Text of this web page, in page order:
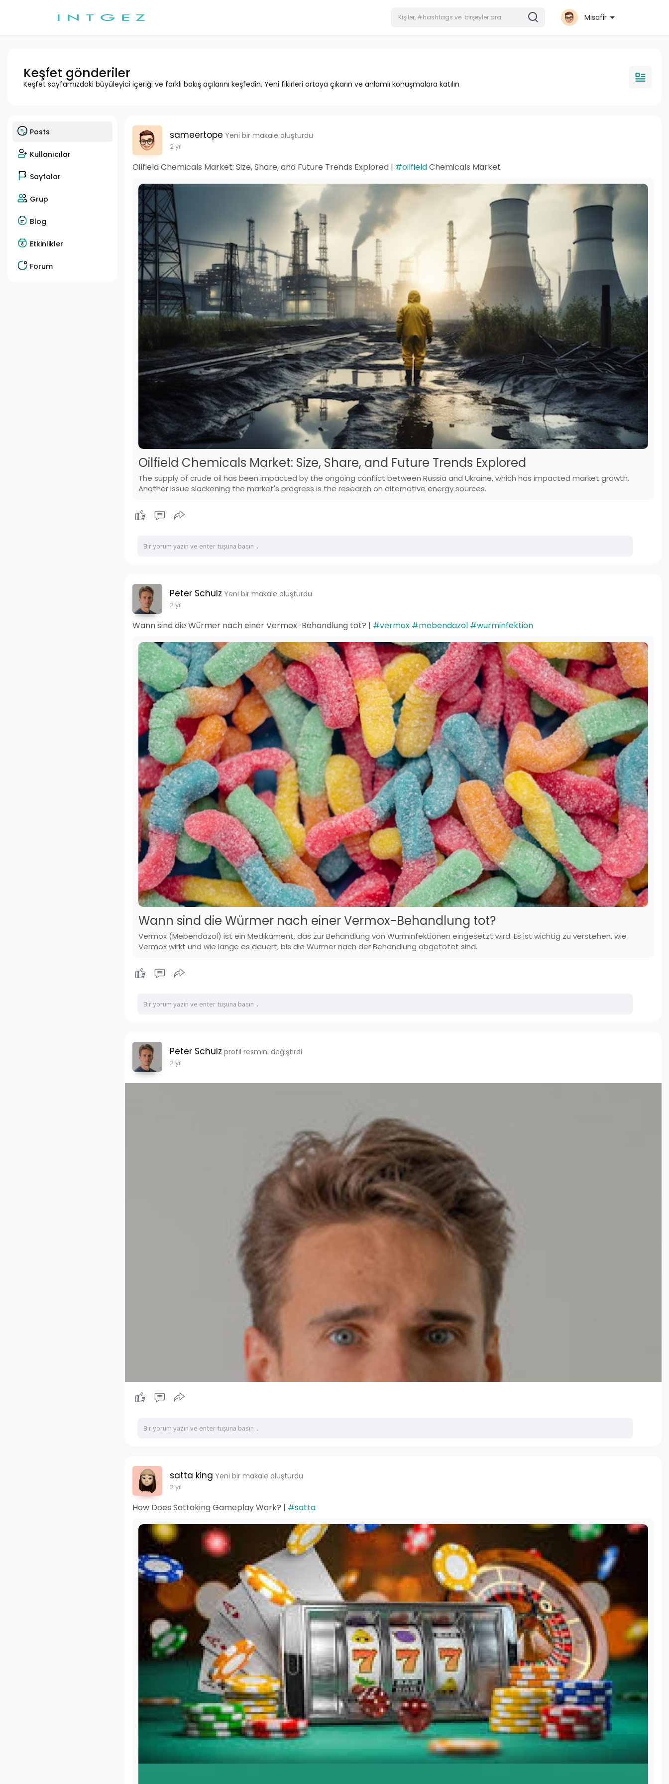
Misafir
Keşfet gönderiler
Keşfet sayfamızdaki büyüleyici içeriği ve farklı bakış açılarını keşfedin. Yeni fikirleri ortaya çıkarın ve anlamlı konuşmalara katılın
Posts
Kullanıcılar
Sayfalar
Grup
Blog
Etkinlikler
Forum
sameertope Yeni bir makale oluşturdu
2 yıl
Oilfield Chemicals Market: Size, Share, and Future Trends Explored | #oilfieldChemicals Market
Oilfield Chemicals Market: Size, Share, and Future Trends Explored
The supply of crude oil has been impacted by the ongoing conflict between Russia and Ukraine, which has impacted market growth.
Another issue slackening the market's progress is the research on alternative energy sources.
Peter Schulz Yeni bir makale oluşturdu
2 yıl
Wann sind die Würmer nach einer Vermox-Behandlung tot? | #vermox #mebendazol #wurminfektion
Wann sind die Würmer nach einer Vermox-Behandlung tot?
Vermox (Mebendazol) ist ein Medikament, das zur Behandlung von Wurminfektionen eingesetzt wird. Es ist wichtig zu verstehen, wie
Vermox wirkt und wie lange es dauert, bis die Würmer nach der Behandlung abgetötet sind.
Peter Schulz profil resmini değiştirdi
2 yıl
satta king Yeni bir makale oluşturdu
2 yıl
How Does Sattaking Gameplay Work? | #satta